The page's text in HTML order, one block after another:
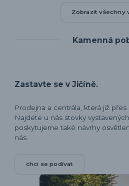
Zobrazit všechny
Kamenná
Zastavte se v Jičíně.
Prodejna a centrála, která již přes
Najdete u nás stovky
poskytujeme také návrhy
nás.
chci se podívat